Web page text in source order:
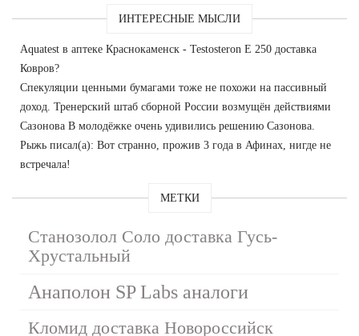
ИНТЕРЕСНЫЕ МЫСЛИ
Aquatest в аптеке Краснокаменск - Testosteron E 250 доставка
Ковров?
Спекуляции ценными бумагами тоже не похожи на пассивный
доход. Тренерский штаб сборной России возмущён действиями
Сазонова В молодёжке очень удивились решению Сазонова.
Рыжь писал(а): Вот странно, прожив 3 года в Афинах, нигде не
встречала!
МЕТКИ
Станозолол Соло доставка Гусь-
Хрустальный
Анаполон SP Labs аналоги
Кломид доставка Новороссийск